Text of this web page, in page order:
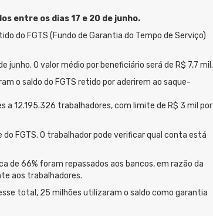
entre os dias 17 e 20 de junho.
do FGTS (Fundo de Garantia do Tempo de Serviço)
junho. O valor médio por beneficiário será de R$ 7,7 mil.
o saldo do FGTS retido por aderirem ao saque-
a 12.195.326 trabalhadores, com limite de R$ 3 mil por
FGTS. O trabalhador pode verificar qual conta está
de 66% foram repassados aos bancos, em razão da
aos trabalhadores.
total, 25 milhões utilizaram o saldo como garantia